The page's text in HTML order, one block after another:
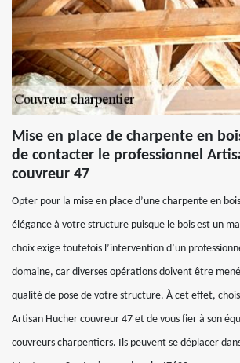
Mise en place de charpente en
de contacter le professionnel
couvreur 47
Opter pour la mise en place d’une charpente en
élégance à votre structure puisque le bois est un
choix exige toutefois l’intervention d’un
domaine, car diverses opérations doivent être
qualité de pose de votre structure. À cet effet,
Artisan Hucher couvreur 47 et de vous fier à son
couvreurs charpentiers. Ils peuvent se déplacer